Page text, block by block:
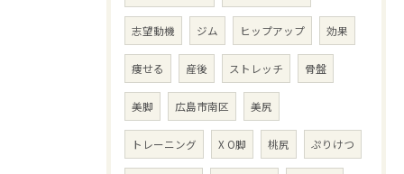
志望動機 ジム ヒップアップ 効果
痩せる 産後 ストレッチ 骨盤
美脚 広島市南区 美尻
トレーニング X O脚 桃尻 ぷりけつ